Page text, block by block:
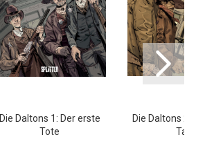
Die Daltons 1: Der erste
Tote
Die Daltons 2:
Tag